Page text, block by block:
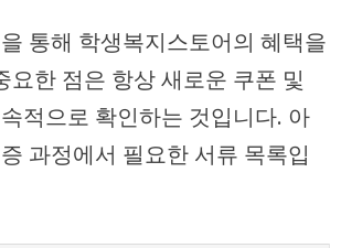
통해 학생복지스토어의 혜택을
요한 점은 항상 새로운 쿠폰 및
적으로 확인하는 것입니다. 아
과정에서 필요한 서류 목록입